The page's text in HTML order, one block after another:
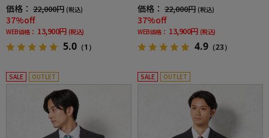
ンジャケットウエストシャーリングノータッ
クパンツ
価格： 22,000円 (税込)
37%off
WEB価格： 13,900円 (税込)
5.0 （1）
価格： 22,000円 (税込)
37%off
WEB価格： 13,900円 (税込)
4.9 （23）
SALE OUTLET SALE OUTLET